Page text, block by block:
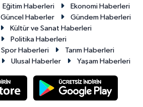
Eğitim Haberleri
Ekonomi Haberleri
Güncel Haberler
Gündem Haberleri
Kültür ve Sanat Haberleri
Politika Haberleri
Spor Haberleri
Tarım Haberleri
Ulusal Haberler Yaşam Haberleri